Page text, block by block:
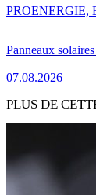
Panneaux
07.08.2026
PROENERGIE,
PLUS DE